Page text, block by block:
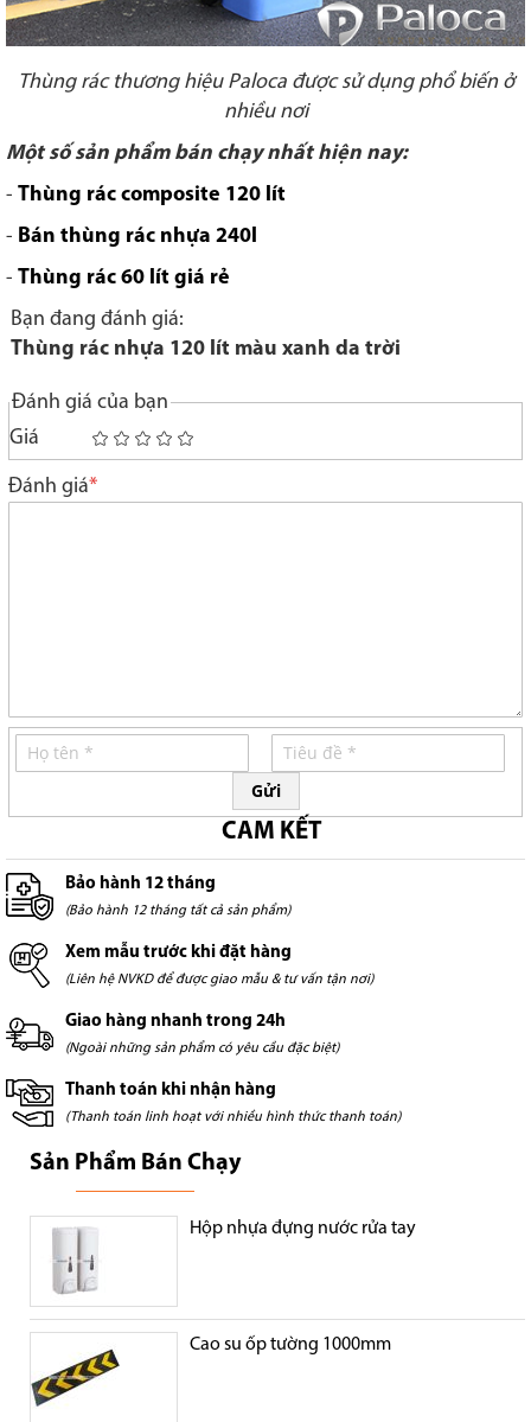
Thùng rác thương hiệu Paloca được sử dụng phổ biến ở
nhiều nơi
Một số sản phẩm bán chạy nhất hiện nay:
- Thùng rác composite 120 lít
- Bán thùng rác nhựa 240l
- Thùng rác 60 lít giá rẻ
Bạn đang đánh giá:
Thùng rác nhựa 120 lít màu xanh da trời
Đánh giá của bạn
Giá
1
star
2
stars
3
stars
4
stars
5
stars
Đánh giá
Gửi
CAM KẾT
Bảo hành 12 tháng
(Bảo hành 12 tháng tất cả sản phẩm)
Xem mẫu trước khi đặt hàng
(Liên hệ NVKD để được giao mẫu & tư vấn tận nơi)
Giao hàng nhanh trong 24h
(Ngoài những sản phẩm có yêu cầu đặc biệt)
Thanh toán khi nhận hàng
(Thanh toán linh hoạt với nhiều hình thức thanh toán)
Sản Phẩm Bán Chạy
Hộp nhựa đựng nước rửa tay
Cao su ốp tường 1000mm